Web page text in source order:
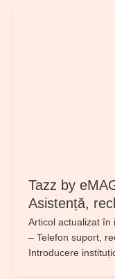
Tazz by
Asistență,
Articol actualizat în
– Telefon suport,
Introducere